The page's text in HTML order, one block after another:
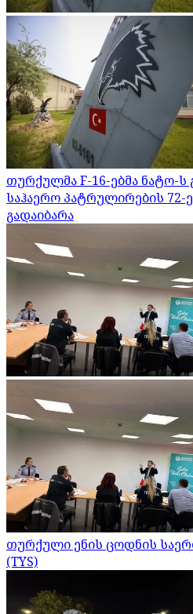
თურქულმა F-16-ებმა ნატო-
საჰაერო პატრულირების
გადაიბარა
თურქული ენის ცოდნის
(TYS)